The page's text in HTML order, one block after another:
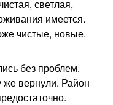
светлая,
имеется.
чистые, новые.
без проблем.
же вернули. Район